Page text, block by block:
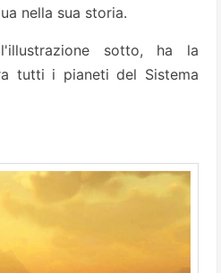
nella sua storia.
sotto, ha la
tutti i pianeti del Sistema